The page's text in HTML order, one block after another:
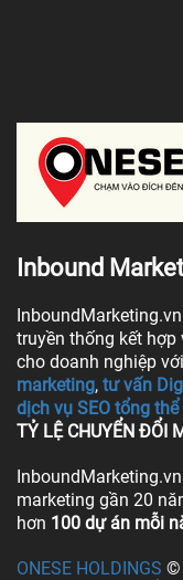
Inbound
truyền thống kết hợp
cho doanh nghiệp
marketing, tư vấn
dịch vụ SEO tổng thể
TỶ LỆ CHUYỂN ĐỔI
marketing gần 20
hơn 100 dự án mỗi
ONESE HOLDINGS ©